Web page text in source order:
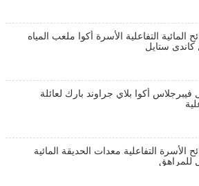
المائية التفاعلية الأسرة أكوا ملعب المياه
ستايل
فيبرجلاس أكوا بلاي جراوند بارك لعائلة
الأسرة التفاعلية معدات الحديقة المائية
للمراهق